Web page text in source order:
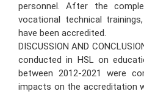
personnel. After the
vocational technical
have been accredited.
DISCUSSION AND
conducted in HSL on
between 2012-2021 were
impacts on the accreditation